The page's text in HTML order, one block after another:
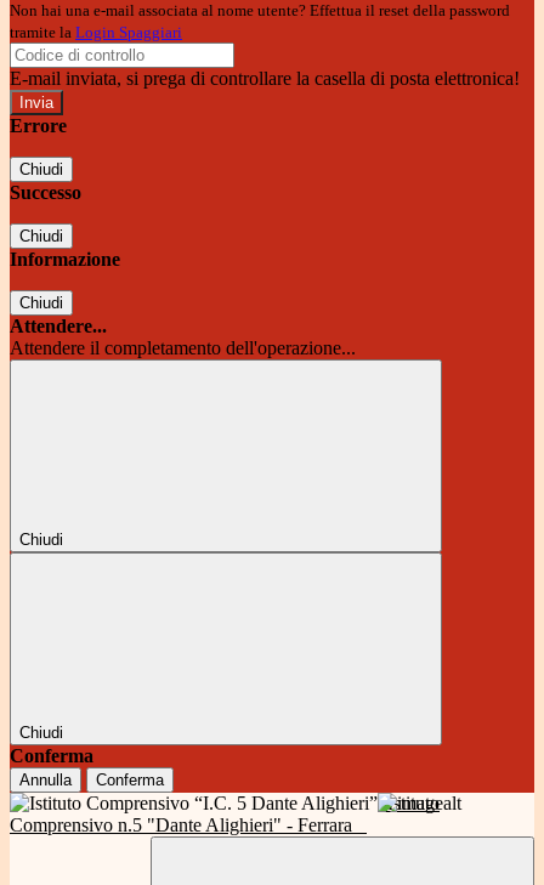
Non hai una e-mail associata al nome utente? Effettua il reset della password
tramite la Login Spaggiari
E-mail inviata, si prega di controllare la casella di posta elettronica!
Errore
Chiudi
Successo
Chiudi
Informazione
Chiudi
Attendere...
Attendere il completamento dell'operazione...
Chiudi
Chiudi
Conferma
Annulla Conferma
Istituto
Comprensivo n.5 "Dante Alighieri" - Ferrara